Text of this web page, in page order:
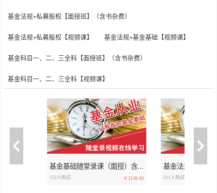
基金法规+私募股权【面授班】（含书杂费）
基金法规+私募股权【视频课】 基金法规+基金基础【视频课】
基金科目一、二、三全科【面授班】（含书杂费）
基金科目一、二、三全科【视频课】
基金基础随堂录课（面授）含书杂费
￥2138.00
153人购买 211人购买